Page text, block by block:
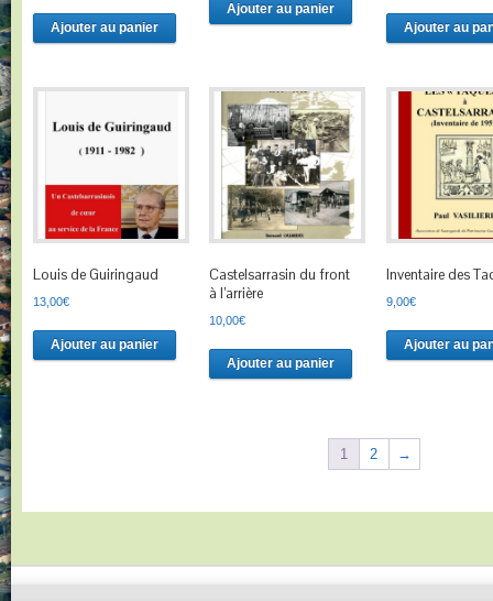
Ajouter au panier
Ajouter au panier
Ajouter au
Louis de Guiringaud
13,00€
Ajouter au panier
Castelsarrasin du front
à l’arrière
10,00€
Ajouter au panier
Inventaire des
9,00€
Ajouter au
1 2 →